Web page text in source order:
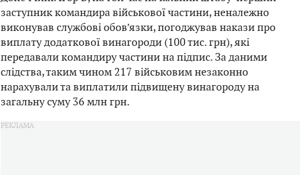
заступник командира військової частини, неналежно
виконував службові обов’язки, погоджував накази про
виплату додаткової винагороди (100 тис. грн), які
передавали командиру частини на підпис. За даними
слідства, таким чином 217 військовим незаконно
нарахували та виплатили підвищену винагороду на
загальну суму 36 млн грн.